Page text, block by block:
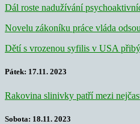
Dál roste nadužívání
Novelu zákoníku práce vláda
Dětí s vrozenou syfilis v USA
Pátek: 17.11. 2023
Rakovina slinivky patří mezi
Sobota: 18.11. 2023